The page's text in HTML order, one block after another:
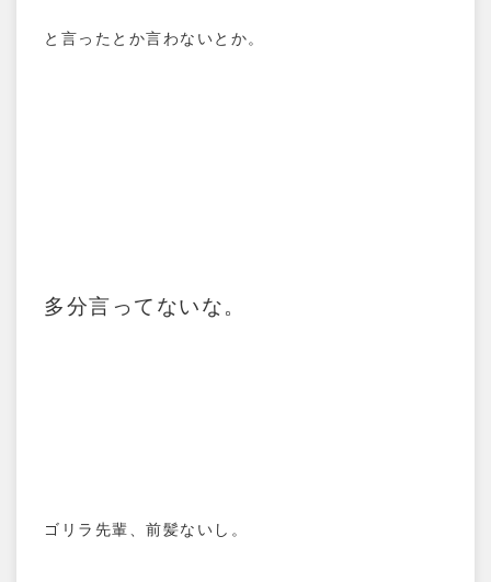
と言ったとか言わないとか。
多分言ってないな。
ゴリラ先輩、前髪ないし。